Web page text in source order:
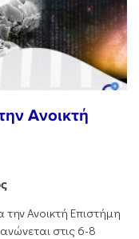
Ανοικτή
την Ανοικτή Επιστήμη
στις 6-8